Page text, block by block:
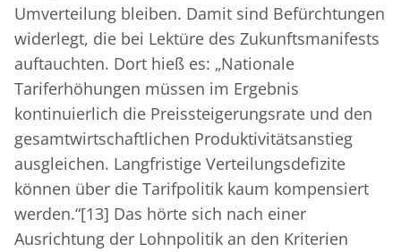
Umverteilung bleiben. Damit sind Befürchtungen
widerlegt, die bei Lektüre des Zukunftsmanifests
auftauchten. Dort hieß es: „Nationale
Tariferhöhungen müssen im Ergebnis
kontinuierlich die Preissteigerungsrate und den
gesamtwirtschaftlichen Produktivitätsanstieg
ausgleichen. Langfristige Verteilungsdefizite
können über die Tarifpolitik kaum kompensiert
werden.“[13] Das hörte sich nach einer
Ausrichtung der Lohnpolitik an den Kriterien